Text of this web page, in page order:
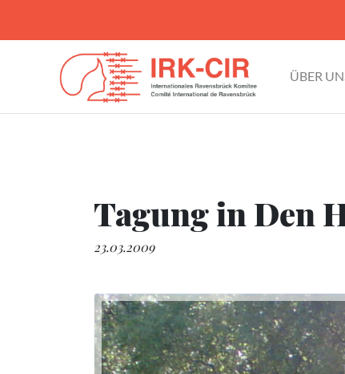
ÜBER
Tagung in Den
23.03.2009